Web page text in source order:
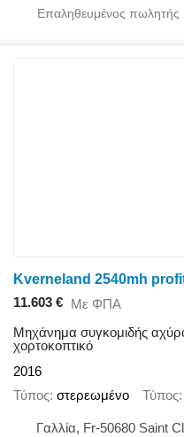
Kverneland 2540mh
11.603 € Με ΦΠΑ
Μηχάνημα συγκομιδής
χορτοκοπτικό
2016
Τύπος στερεωμένο Τύπος
Γαλλία, Fr-50680 Saint